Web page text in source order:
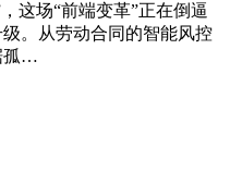
这场“前端变革”正在倒逼
。从劳动合同的智能风控
孤…